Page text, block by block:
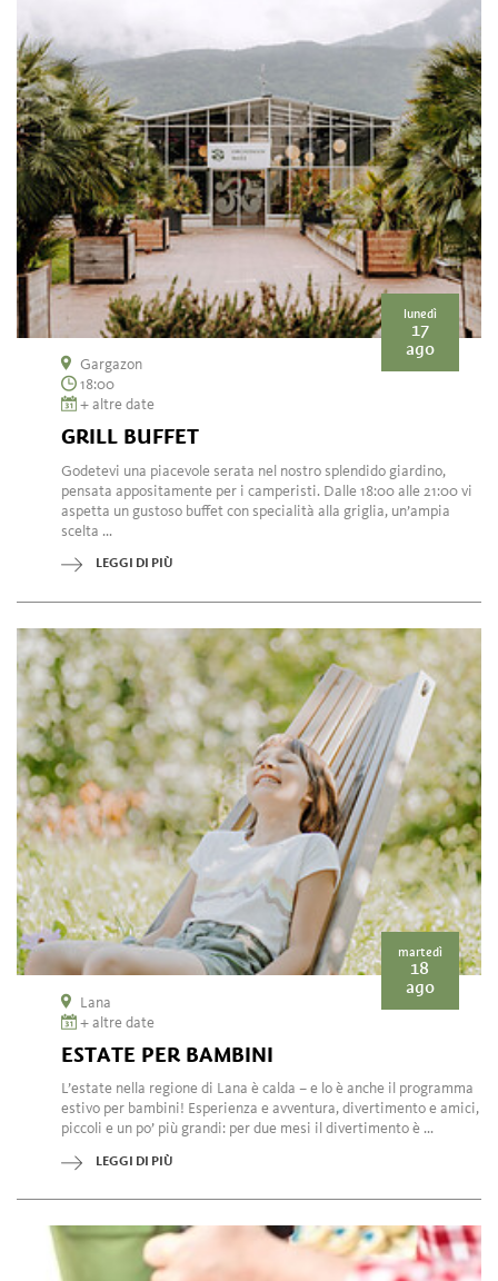
lunedì
17
ago
Gargazon
18:00
+ altre date
GRILL BUFFET
Godetevi una piacevole serata nel nostro splendido giardino,
pensata appositamente per i camperisti. Dalle 18:00 alle 21:00 vi
aspetta un gustoso buffet con specialità alla griglia, un’ampia
scelta ...
LEGGI DI PIÙ
martedì
18
ago
Lana
+ altre date
ESTATE PER BAMBINI
L’estate nella regione di Lana è calda – e lo è anche il programma
estivo per bambini! Esperienza e avventura, divertimento e amici,
piccoli e un po’ più grandi: per due mesi il divertimento è ...
LEGGI DI PIÙ